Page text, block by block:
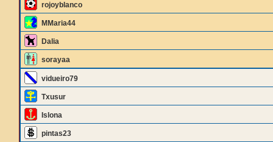
rojoyblanco
MMaria44
Dalia
sorayaa
vidueiro79
Txusur
Islona
pintas23